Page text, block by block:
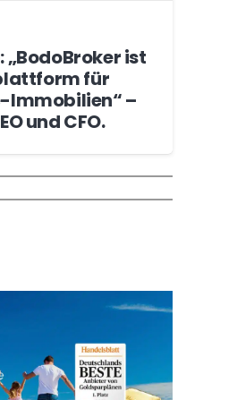
„BodoBroker ist
für
Immobilien“ –
und CFO.